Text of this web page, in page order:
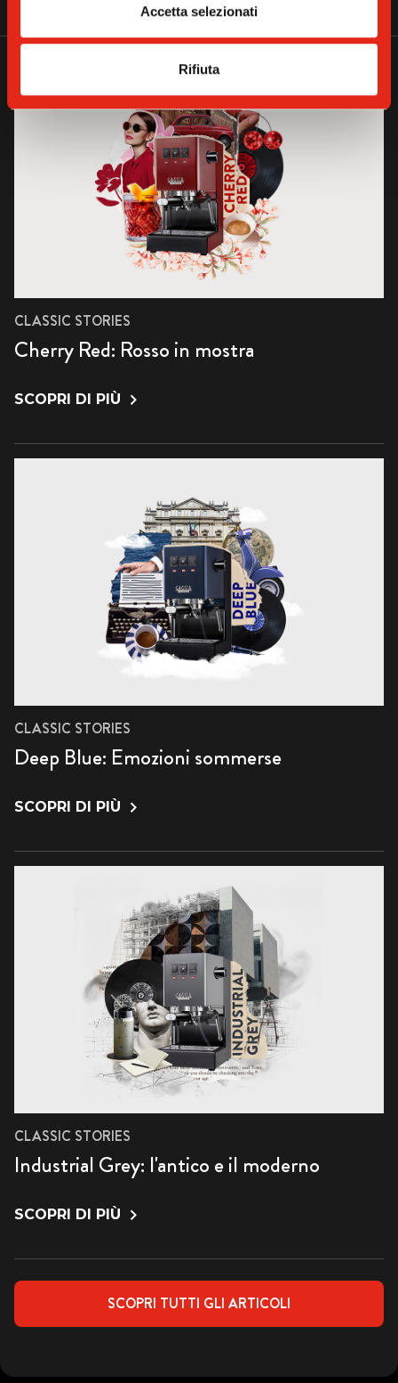
Accetta selezionati
Rifiuta
MORE FROM OUR BLOG
CLASSIC STORIES
Cherry Red: Rosso in mostra
SCOPRI DI PIÙ
CLASSIC STORIES
Deep Blue: Emozioni sommerse
SCOPRI DI PIÙ
CLASSIC STORIES
Industrial Grey: l'antico e il moderno
SCOPRI DI PIÙ
SCOPRI TUTTI GLI ARTICOLI